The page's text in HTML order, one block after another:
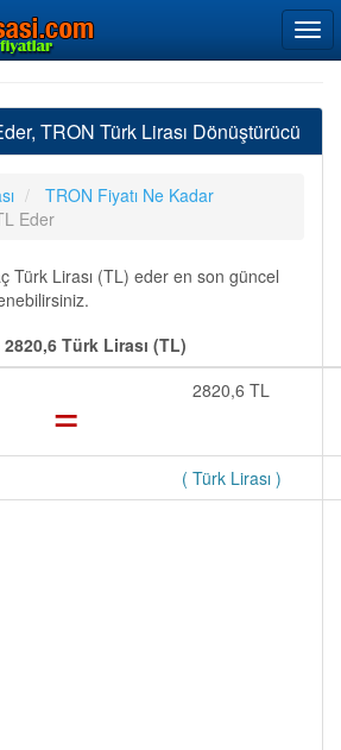
TRON Türk Lirası Dönüştürücü
TRON Fiyatı Ne Kadar
Eder
Türk Lirası (TL) eder en son güncel
Türk Lirası (TL)
= 2820,6 TL
( Türk Lirası )